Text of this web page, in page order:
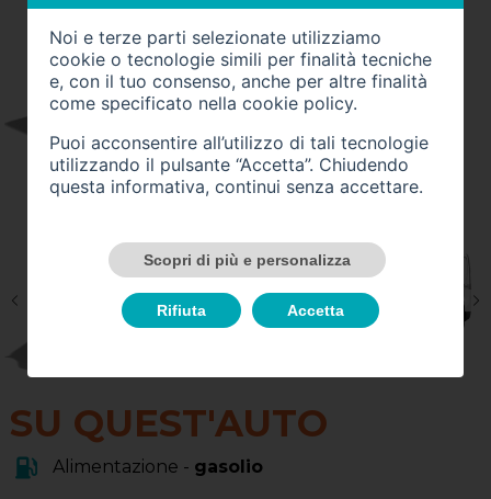
SU QUEST'AUTO
Alimentazione - gasolio
Noi e terze parti selezionate utilizziamo
cookie o tecnologie simili per finalità tecniche
e, con il tuo consenso, anche per altre finalità
come specificato nella cookie policy.
Puoi acconsentire all’utilizzo di tali tecnologie
utilizzando il pulsante “Accetta”. Chiudendo
questa informativa, continui senza accettare.
Scopri di più e personalizza
Rifiuta Accetta